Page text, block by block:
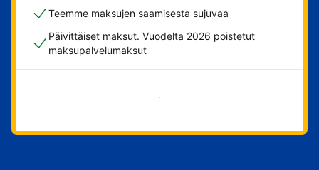
Teemme maksujen saamisesta sujuvaa
Päivittäiset maksut. Vuodelta 2026 poistetut
maksupalvelumaksut
Aloita nyt